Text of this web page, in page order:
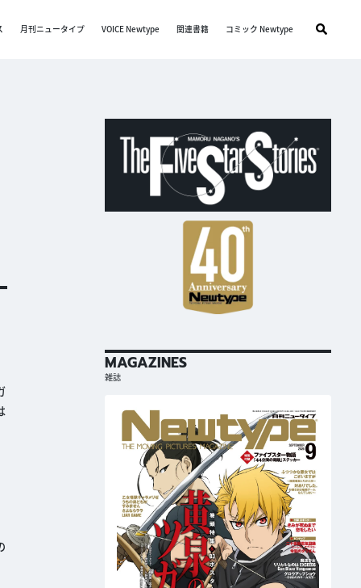
月刊ニュータイプ VOICE Newtype 関連書籍 コミック Newtype
MAGAZINES
雑誌